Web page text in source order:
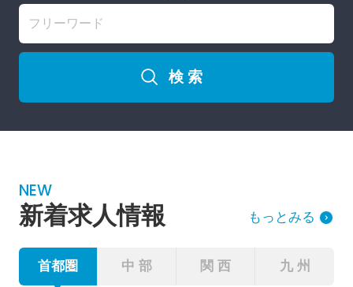
検 索
NEW
新着求人情報
首都圏 中 部 関 西 九 州
もっとみる